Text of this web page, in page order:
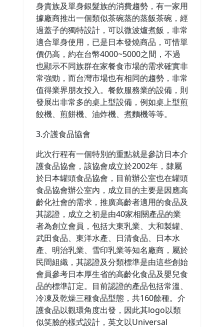
身貴族及單身銀髮族的消費趨勢，有一家用
據廠商推出一個類似茶碗蒸的蒸飯茶碗，經
過蓋子的獨特設計，可以微波爐煮飯，非常
適合單身使用，已是日本發燒商品，可惜單
價仍高，約在台幣4000~5000之間，不過
也顯示不同族群在家餐食市場的需求確實非
常強勁，而台灣市場也有相同的趨勢，非常
值得業界朋友投入。餐飲服務業的設備，則
發展出非常多的桌上型設備，例如桌上型煎
餃機、煎餅機、油炸機、煮麵機等等。
3.介護食品協會
此次行程有一個特別的重點就是參訪日本介
護食品協會，該協會成立於2002年，隸屬
於日本罐頭食品協會，目前辦公室也在罐頭
食品協會辦公室內，成立目的主要是因應高
齡化社會的需求，推廣高齡者適用的食品及
其認證，成立之初是由40家相關產品的業
者為創立會員，包括大東乳業、大和製罐、
武田食品、東洋水產、日清食品、日本水
產、明治乳業、雪印乳業等知名廠商，屬於
民間組織，其認證及分類標準是由這些創始
會員參考日本厚生省的高齡化食品及嬰兒食
品的標準訂定。目前認證的產品包括常溫、
冷凍及乾燥三種食品型態，共160餘種。介
護食品以觀環角度出發，因此其logo以類
似笑臉的樣式設計，英文以Universal